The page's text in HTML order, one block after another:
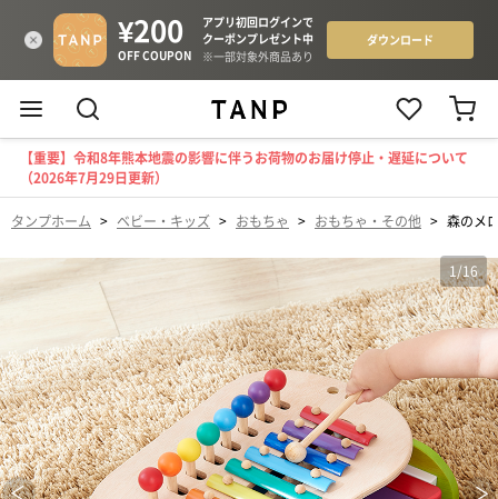
【重要】令和8年熊本地震の影響に伴うお荷物のお届け停止・遅延について
（2026年7月29日更新）
タンプホーム > ベビー・キッズ > おもちゃ > おもちゃ・その他 > 森のメ
1/16